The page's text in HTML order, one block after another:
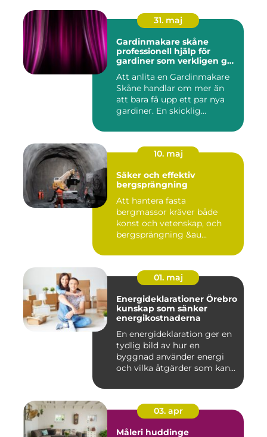
31. maj
Gardinmakare skåne
professionell hjälp för
gardiner som verkligen gör
Att anlita en Gardinmakare
Skåne handlar om mer än
att bara få upp ett par nya
gardiner. En skicklig...
10. maj
Säker och effektiv
bergsprängning
Att hantera fasta
bergmassor kräver både
konst och vetenskap, och
bergsprängning &au...
01. maj
Energideklarationer Örebro
kunskap som sänker
energikostnaderna
En energideklaration ger en
tydlig bild av hur en
byggnad använder energi
och vilka åtgärder som kan...
03. apr
Måleri huddinge